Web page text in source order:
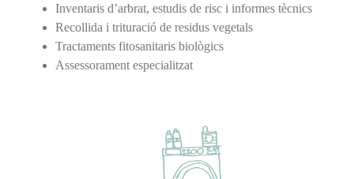
Inventaris d’arbrat, estudis de risc i informes tècnics
Recollida i trituració de residus vegetals
Tractaments fitosanitaris biològics
Assessorament especialitzat